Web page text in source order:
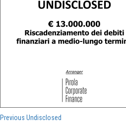
Navigazione
Previous Previous
Undisclosed